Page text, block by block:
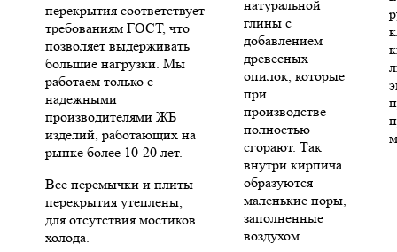
перекрытия соответствует
требованиям ГОСТ, что
позволяет выдерживать
большие нагрузки. Мы
работаем только с
надежными
производителями ЖБ
изделий, работающих на
рынке более 10-20 лет.
Все перемычки и плиты
перекрытия утеплены,
для отсутствия мостиков
холода.
натуральной
глины с
добавлением
древесных
опилок, которые
при
производстве
полностью
сгорают. Так
внутри кирпича
образуются
маленькие поры,
заполненные
воздухом.